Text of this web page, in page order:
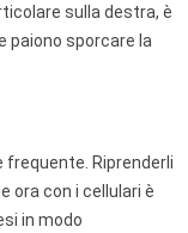
sulla destra, è
paiono sporcare la
Riprenderli
ora con i cellulari è
in modo